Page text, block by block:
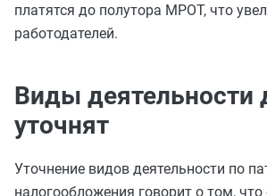
платятся до полутора МРОТ, что
работодателей.
Виды деятельности
уточнят
Уточнение видов деятельности по
налогообложения говорит о том, что